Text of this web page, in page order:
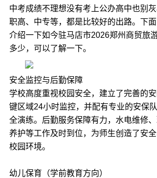
中考成绩不理想没有考上公办高中也别
职高、中专等，都是比较好的出路。下
介绍一下如今驻马店市2026郑州商贸旅
多少，可以了解一下。
​​安全监控与后勤保障​​
学校高度重视校园安全，建立了完善的
键区域24小时监控，并配有专业的安保
全演练。后勤服务保障有力，水电维修
养护等工作及时到位，为师生创造了安
校园环境。
幼儿保育（学前教育方向）​​